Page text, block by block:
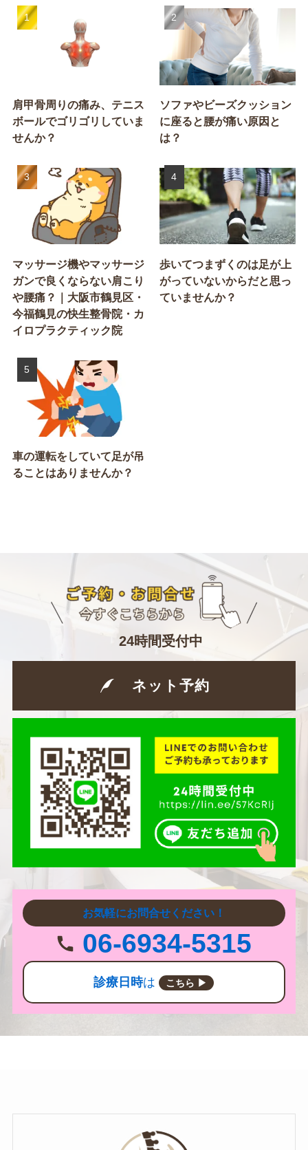
肩甲骨周りの痛み、テニス
ボールでゴリゴリしていま
せんか？
ソファやビーズクッション
に座ると腰が痛い原因と
は？
マッサージ機やマッサージ
ガンで良くならない肩こり
や腰痛？｜大阪市鶴見区・
今福鶴見の快生整骨院・カ
イロプラクティック院
歩いてつまずくのは足が上
がっていないからだと思っ
ていませんか？
車の運転をしていて足が吊
ることはありませんか？
24時間受付中
ネット予約
お気軽にお問合せください！
06-6934-5315
診療日時は こちら ▶